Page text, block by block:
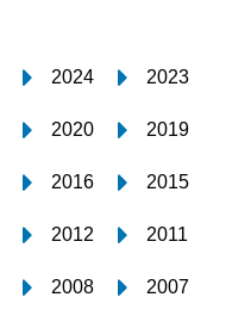
2024 2023
2020 2019
2016 2015
2012 2011
2008 2007